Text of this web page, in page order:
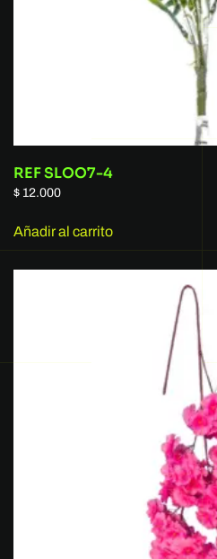
REF SLOO7-4
$ 12.000
Añadir al carrito